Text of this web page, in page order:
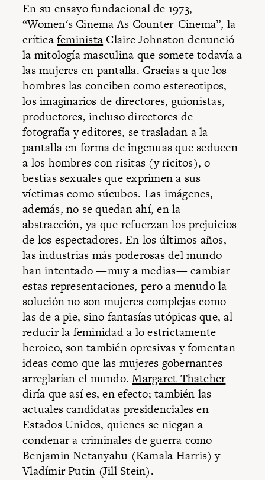
En su ensayo fundacional de 1973,
“Women's Cinema As Counter-Cinema”, la
críticafeminista Claire Johnston denunció
la mitología masculina que somete todavía a
las mujeres en pantalla. Gracias a que los
hombres las conciben como estereotipos,
los imaginarios de directores, guionistas,
productores, incluso directores de
fotografía y editores, se trasladan a la
pantalla en forma de ingenuas que seducen
a los hombres con risitas (y ricitos), o
bestias sexuales que exprimen a sus
víctimas como súcubos. Las imágenes,
además, no se quedan ahí, en la
abstracción, ya que refuerzan los prejuicios
de los espectadores. En los últimos años,
las industrias más poderosas del mundo
han intentado —muy a medias— cambiar
estas representaciones, pero a menudo la
solución no son mujeres complejas como
las de a pie, sino fantasías utópicas que, al
reducir la feminidad a lo estrictamente
heroico, son también opresivas y fomentan
ideas como que las mujeres gobernantes
arreglarían el mundo.Margaret Thatcher
diría que así es, en efecto; también las
actuales candidatas presidenciales en
Estados Unidos, quienes se niegan a
condenar a criminales de guerra como
Benjamin Netanyahu (Kamala Harris) y
Vladímir Putin (Jill Stein).